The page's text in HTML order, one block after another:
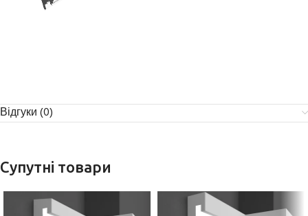
Відгуки (0)
Супутні товари